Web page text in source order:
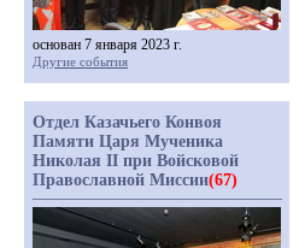
основан 7 января 2023 г.
Другие события
Отдел Казачьего Конвоя
Памяти Царя Мученика
Николая II при Войсковой
Православной Миссии(67)